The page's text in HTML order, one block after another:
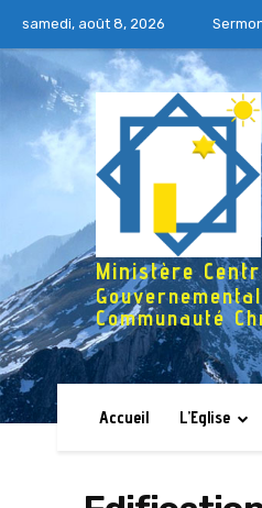
samedi, août 8, 2026
Ministère
Communauté
Accueil L’Eglise